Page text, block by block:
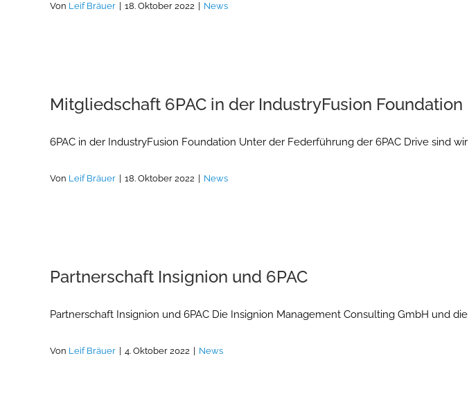
Von Leif Bräuer 18. Oktober 2022 News
Mitgliedschaft 6PAC in der IndustryFusion Foundation
6PAC in der IndustryFusion Foundation Unter der Federführung der 6PAC Drive sind
Von Leif Bräuer 18. Oktober 2022 News
Partnerschaft Insignion und 6PAC
Partnerschaft Insignion und 6PAC Die Insignion Management Consulting GmbH und
Von Leif Bräuer 4. Oktober 2022 News